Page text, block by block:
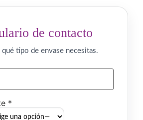
de contacto
qué tipo de envase necesitas.
*